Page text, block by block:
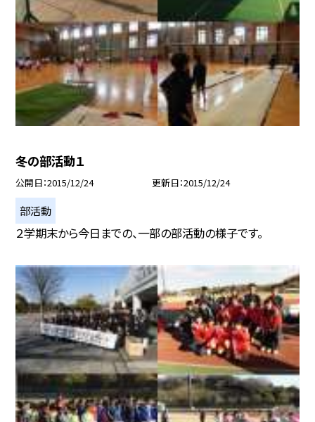
冬の部活動１
公開日 2015/12/24 更新日 2015/12/24
部活動
２学期末から今日までの、一部の部活動の様子です。